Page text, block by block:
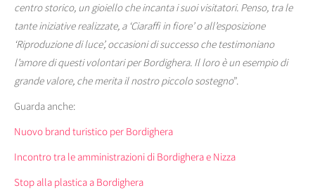
centro storico, un gioiello che incanta i suoi visitatori. Penso, tra le
tante iniziative realizzate, a ‘Ciaraffi in fiore’ o all’esposizione
‘Riproduzione di luce’, occasioni di successo che testimoniano
l’amore di questi volontari per Bordighera. Il loro è un esempio di
grande valore, che merita il nostro piccolo sostegno”.
Guarda anche:
Nuovo brand turistico per Bordighera
Incontro tra le amministrazioni di Bordighera e Nizza
Stop alla plastica a Bordighera